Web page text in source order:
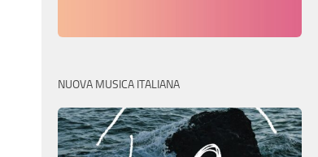
NUOVA MUSICA ITALIANA